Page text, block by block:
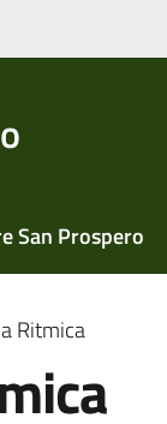
San Prospero
Ritmica